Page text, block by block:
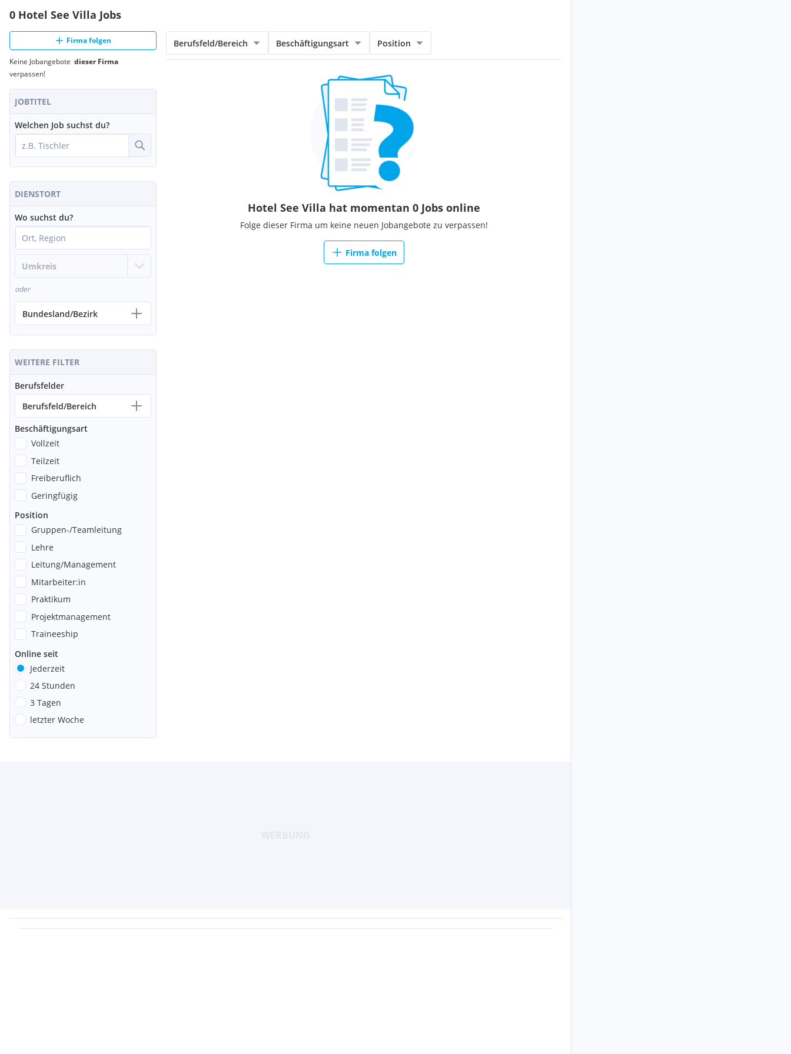
0 Hotel See Villa Jobs
Firma folgen
Keine Jobangebote dieser Firma
verpassen!
JOBTITEL
Welchen Job suchst du?
DIENSTORT
Wo suchst du?
oder
Bundesland/Bezirk
WEITERE FILTER
Berufsfelder
Berufsfeld/Bereich
Beschäftigungsart
Vollzeit
Teilzeit
Freiberuflich
Geringfügig
Position
Gruppen-/Teamleitung
Lehre
Leitung/Management
Mitarbeiter:in
Praktikum
Projektmanagement
Traineeship
Online seit
Jederzeit
24 Stunden
3 Tagen
letzter Woche
Berufsfeld/Bereich Beschäftigungsart Position
Hotel See Villa hat momentan 0 Jobs online
Folge dieser Firma um keine neuen Jobangebote zu verpassen!
Firma folgen